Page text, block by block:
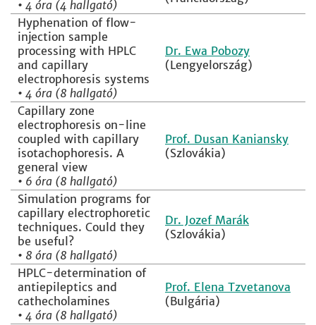
• 4 óra (4 hallgató)
Hyphenation of flow-
injection sample
processing with HPLC
and capillary
electrophoresis systems
• 4 óra (8 hallgató)
Dr. Ewa Pobozy
(Lengyelország)
Capillary zone
electrophoresis on-line
coupled with capillary
isotachophoresis. A
general view
• 6 óra (8 hallgató)
Prof. Dusan Kaniansky
(Szlovákia)
Simulation programs for
capillary electrophoretic
techniques. Could they
be useful?
• 8 óra (8 hallgató)
Dr. Jozef Marák
(Szlovákia)
HPLC-determination of
antiepileptics and
cathecholamines
• 4 óra (8 hallgató)
Prof. Elena Tzvetanova
(Bulgária)